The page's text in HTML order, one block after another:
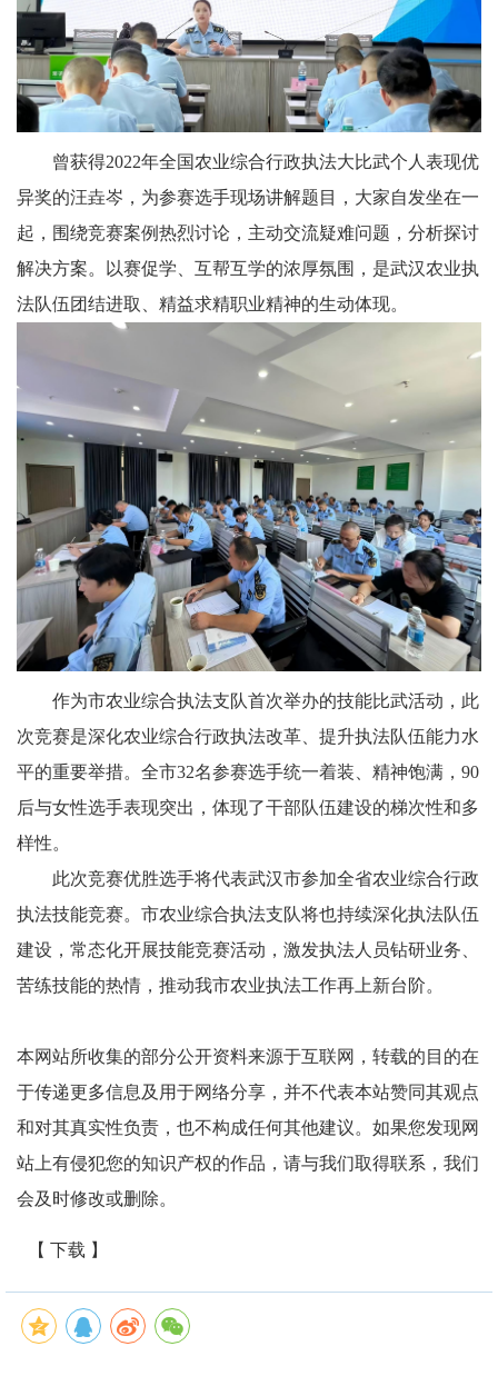
曾获得2022年全国农业综合行政执法大比武个人表现优
异奖的汪垚岑，为参赛选手现场讲解题目，大家自发坐在一
起，围绕竞赛案例热烈讨论，主动交流疑难问题，分析探讨
解决方案。以赛促学、互帮互学的浓厚氛围，是武汉农业执
法队伍团结进取、精益求精职业精神的生动体现。
作为市农业综合执法支队首次举办的技能比武活动，此
次竞赛是深化农业综合行政执法改革、提升执法队伍能力水
平的重要举措。全市32名参赛选手统一着装、精神饱满，90
后与女性选手表现突出，体现了干部队伍建设的梯次性和多
样性。
此次竞赛优胜选手将代表武汉市参加全省农业综合行政
执法技能竞赛。市农业综合执法支队将也持续深化执法队伍
建设，常态化开展技能竞赛活动，激发执法人员钻研业务、
苦练技能的热情，推动我市农业执法工作再上新台阶。
本网站所收集的部分公开资料来源于互联网，转载的目的在
于传递更多信息及用于网络分享，并不代表本站赞同其观点
和对其真实性负责，也不构成任何其他建议。如果您发现网
站上有侵犯您的知识产权的作品，请与我们取得联系，我们
会及时修改或删除。
【 下载 】